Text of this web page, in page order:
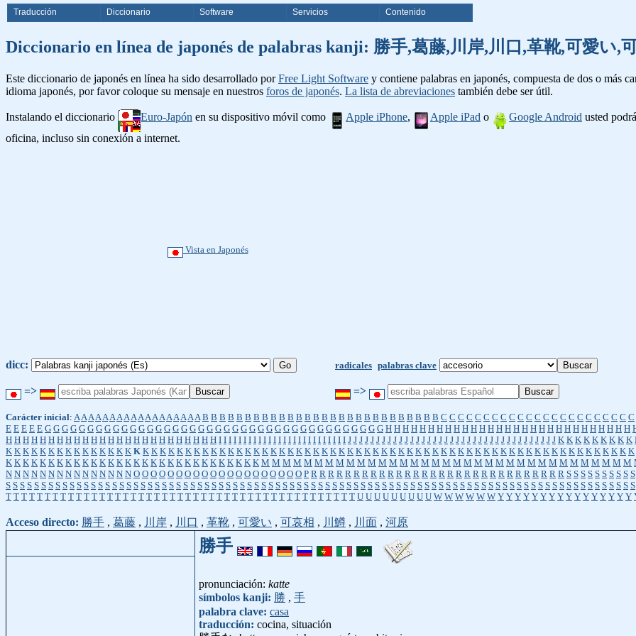
Traducción Diccionario Software Servicios Contenido
Diccionario en línea de japonés de palabras kanji: 勝手,葛藤,川岸,川口,革靴,可愛い,
Este diccionario de japonés en línea ha sido desarrollado porFree Light Software y contiene palabras en japonés, compuesta de dos o más
idioma japonés, por favor coloque su mensaje en nuestros foros de japonés. La lista de abreviaciones también debe ser útil.
Instalando el diccionario Euro-Japón en su dispositivo móvil como Apple iPhone, Apple iPad o Google Android usted
oficina, incluso sin conexión a internet.
Vista en Japonés
dicc: radicales palabras clave
=> =>
Carácter inicial: A A A A A A A A A A A A A A A A A A B B B B B B B B B B B B B B B B B B B B B B B B B B B B C C C C C C C C C C C C C C C C C C C C C C C
E E E E E G G G G G G G G G G G G G G G G G G G G G G G G G G G G G G G G G G G G G G G G H H H H H H H H H H H H H H H H H H H H H H H H H H H H H
H H H H H H H H H H H H H H H H H H H H H H H H H I I I I I I I I I I I I I I I I I I I I I I I I I I J J J J J J J J J J J J J J J J J J J J J J J J J J J J J J J J J J J J J K K K K K K K K K
K K K K K K K K K K K K K K K K K K K K K K K K K K K K K K K K K K K K K K K K K K K K K K K K K K K K K K K K K K K K K K K K K K K K K K K K K K
K K K K K K K K K K K K K K K K K K K K K K K K K K K K K K M M M M M M M M M M M M M M M M M M M M M M M M M M M M M M M M M M M
N N N N N N N N N N N N N N N O O O O O O O O O O O O O O O O O O O O P R R R R R R R R R R R R R R R R R R R R R R R R R R R R R R S S S S S S S S S S
S S S S S S S S S S S S S S S S S S S S S S S S S S S S S S S S S S S S S S S S S S S S S S S S S S S S S S S S S S S S S S S S S S S S S S S S S S S S S S S S S S S S S S S S S
T T T T T T T T T T T T T T T T T T T T T T T T T T T T T T T T T T T T T T T T T T T T T U U U U U U U U U W W W W W W Y Y Y Y Y Y Y Y Y Y Y Y Y Y Y Y
Acceso directo: 勝手 , 葛藤 , 川岸 , 川口 , 革靴 , 可愛い , 可哀相 , 川鱒 , 川面 , 河原
勝手
pronunciación: katte
símbolos kanji: 勝 , 手
palabra clave: casa
traducción: cocina, situación